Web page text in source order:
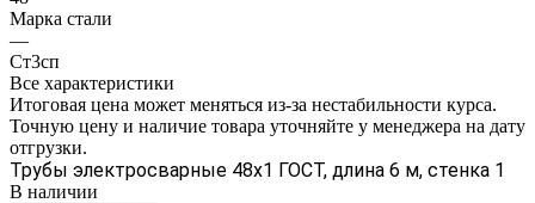
Марка стали
—
Ст3сп
Все характеристики
Итоговая цена может меняться из-за нестабильности курса.
Точную цену и наличие товара уточняйте у менеджера на дату
отгрузки.
Трубы электросварные 48х1 ГОСТ, длина 6 м, стенка 1
В наличии